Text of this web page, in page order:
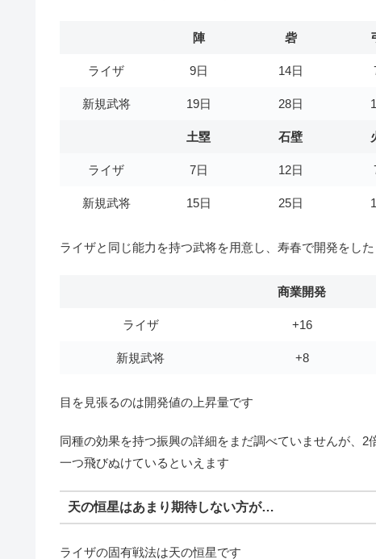
陣 砦
ライザ 9日 14日
新規武将 19日 28日
土塁 石壁
ライザ 7日 12日
新規武将 15日 25日
ライザと同じ能力を持つ武将を用意し、寿春で開発をし
商業開発
ライザ +16
新規武将 +8
目を見張るのは開発値の上昇量です
同種の効果を持つ振興の詳細をまだ調べていませんが、
一つ飛びぬけているといえます
天の恒星はあまり期待しない方が…
ライザの固有戦法は天の恒星です